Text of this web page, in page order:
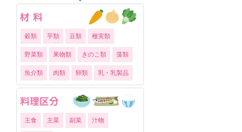
穀類 芋類 豆類 種実類
野菜類 果物類 きのこ類 藻類
魚介類 肉類 卵類 乳・乳製品
主食 主菜 副菜 汁物